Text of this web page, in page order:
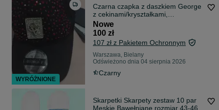
Czarna czapka z daszkiem George
z cekinami/kryształkami,
błyszcząca.
Nowe
100 zł
107 zł z Pakietem Ochronnym
Warszawa, Bielany
Odświeżono dnia 04 sierpnia 2026
Czarny
Skarpetki Skarpety zestaw 10 par
Męskie Bawełniane rozmiar 43-46
WYRÓŻNIONE